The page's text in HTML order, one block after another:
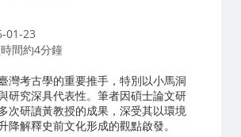
01-23
間約4分鐘
灣考古學的重要推手，特別以小馬洞
研究深具代表性。筆者因碩士論文研
次研讀黃教授的成果，深受其以環境
降解釋史前文化形成的觀點啟發。